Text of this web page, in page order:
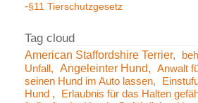
§11 Tierschutzgesetz
American Staffordshire Terrier
Unfall
Angeleinter Hund Anwalt
seinen Hund im Auto lassen
Hund
Erlaubnis für das Halten